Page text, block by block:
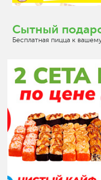
Сытный
Бесплатная пицца к